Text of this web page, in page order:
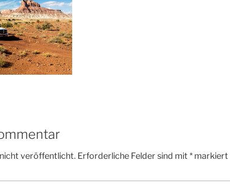
veröffentlicht. Erforderliche Felder sind mit* markiert